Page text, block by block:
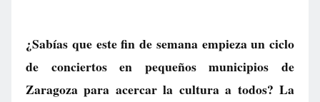
¿Sabías que este fin de semana empieza un ciclo
de conciertos en pequeños municipios de
Zaragoza para acercar la cultura a todos? La